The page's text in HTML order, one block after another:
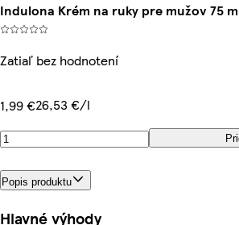
Indulona Krém na ruky pre mužov 75
Zatiaľ bez hodnotení
1,99 €26,53 €/l
Popis produktu
Hlavné výhody